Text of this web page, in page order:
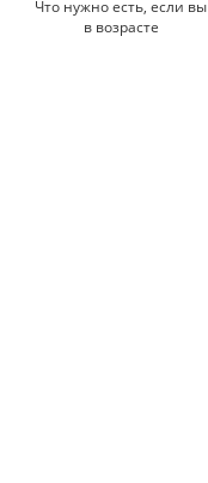
Что нужно есть, если вы
в возрасте